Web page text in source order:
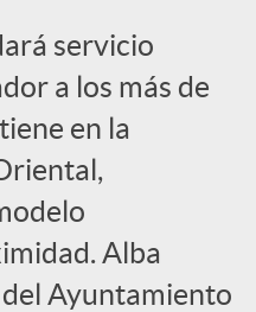
servicio
a los más de
en la
Alba
Ayuntamiento